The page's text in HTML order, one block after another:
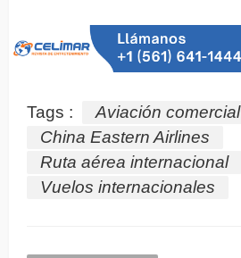
Tags :
Aviación comercial
China Eastern Airlines
Ruta aérea internacional
Vuelos internacionales